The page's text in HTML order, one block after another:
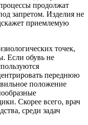
продолжат
запретом. Изделия не
приемлемую
точек,
Если обувь не
переднюю
положение
Скорее всего, врач
среди задач